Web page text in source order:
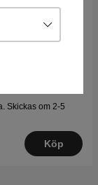
Skickas om 2-5
Köp